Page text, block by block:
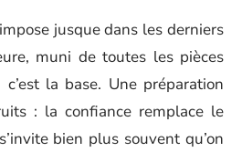
jusque dans les derniers
muni de toutes les pièces
la base. Une préparation
: la confiance remplace le
bien plus souvent qu’on